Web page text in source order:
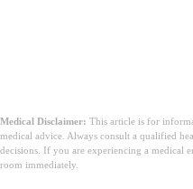
Medical Disclaimer: This article is for
medical advice. Always consult a qualified
decisions. If you are experiencing a medical
room immediately.